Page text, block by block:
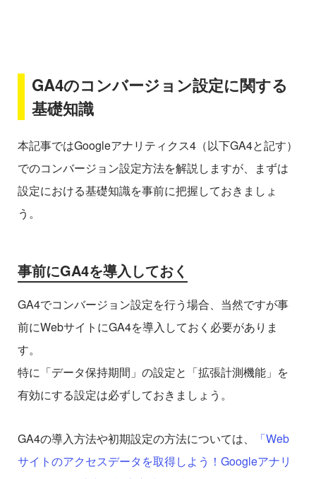
GA4のコンバージョン設定に関する
基礎知識
本記事ではGoogleアナリティクス4（以下GA4と記す）
でのコンバージョン設定方法を解説しますが、まずは
設定における基礎知識を事前に把握しておきましょ
う。
事前にGA4を導入しておく
GA4でコンバージョン設定を行う場合、当然ですが事
前にWebサイトにGA4を導入しておく必要がありま
す。
特に「データ保持期間」の設定と「拡張計測機能」を
有効にする設定は必ずしておきましょう。
GA4の導入方法や初期設定の方法については、
「Web
サイトのアクセスデータを取得しよう！Googleアナリ